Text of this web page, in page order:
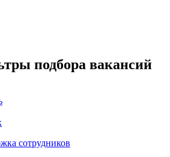
подбора вакансий
сотрудников